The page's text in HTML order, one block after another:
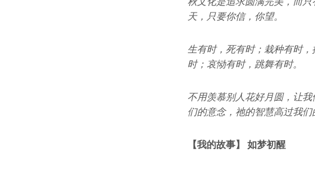
天，只要你信，你望。
生有时，死有时；栽种有时
时；哀恸有时，跳舞有时。
不用羡慕别人花好月圆，让
们的意念，祂的智慧高过我们
【我的故事】 如梦初醒